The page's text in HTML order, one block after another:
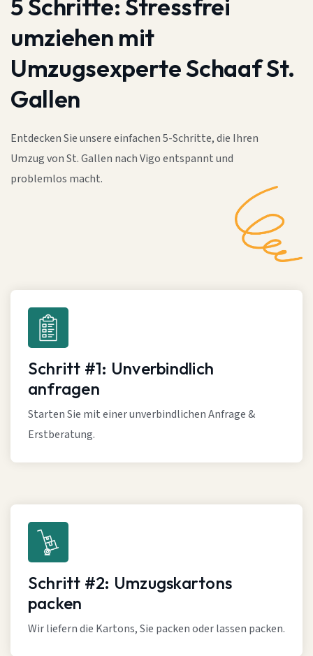
5 Schritte:Stressfrei
umziehen mit
Umzugsexperte Schaaf St.
Gallen
Entdecken Sie unsere einfachen 5-Schritte, die Ihren
Umzug von St. Gallen nach Vigo entspannt und
problemlos macht.
Schritt #1: Unverbindlich
anfragen
Starten Sie mit einer unverbindlichen Anfrage &
Erstberatung.
Schritt #2: Umzugskartons
packen
Wir liefern die Kartons, Sie packen oder lassen packen.